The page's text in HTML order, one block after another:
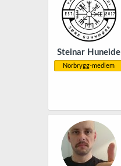
Steinar Huneide
Norbrygg-medlem